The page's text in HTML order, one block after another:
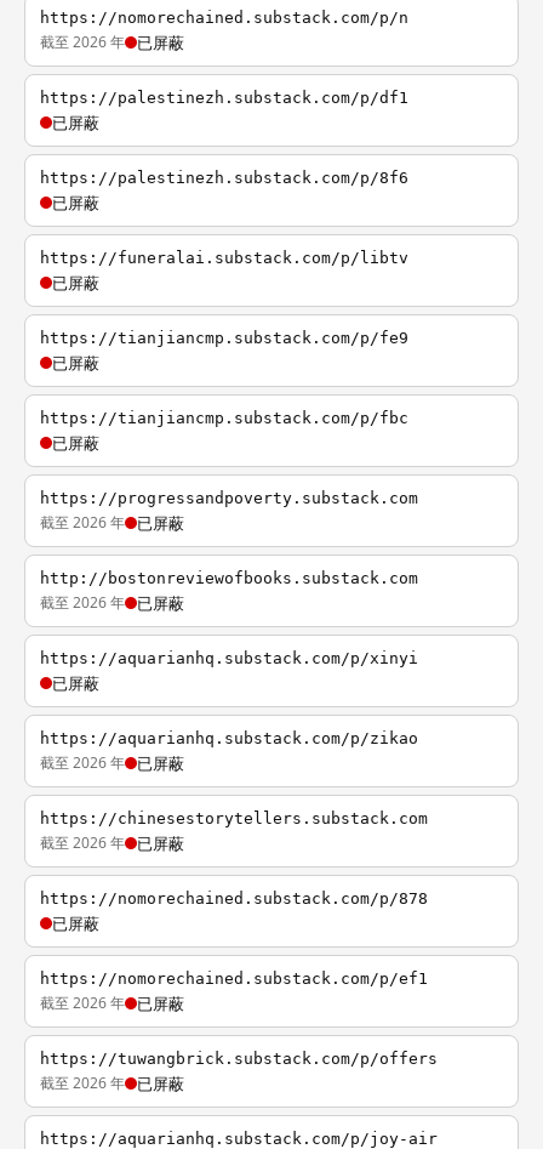
https://nomorechained.substack.com/p/n
截至 2026 年 已屏蔽
https://palestinezh.substack.com/p/df1
已屏蔽
https://palestinezh.substack.com/p/8f6
已屏蔽
https://funeralai.substack.com/p/libtv
已屏蔽
https://tianjiancmp.substack.com/p/fe9
已屏蔽
https://tianjiancmp.substack.com/p/fbc
已屏蔽
https://progressandpoverty.substack.com
截至 2026 年 已屏蔽
http://bostonreviewofbooks.substack.com
截至 2026 年 已屏蔽
https://aquarianhq.substack.com/p/xinyi
已屏蔽
https://aquarianhq.substack.com/p/zikao
截至 2026 年 已屏蔽
https://chinesestorytellers.substack.com
截至 2026 年 已屏蔽
https://nomorechained.substack.com/p/878
已屏蔽
https://nomorechained.substack.com/p/ef1
截至 2026 年 已屏蔽
https://tuwangbrick.substack.com/p/offers
截至 2026 年 已屏蔽
https://aquarianhq.substack.com/p/joy-air